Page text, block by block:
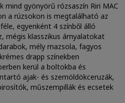
gyönyörű rózsaszín Riri MAC
a rúzsokon is megtalálható az
egyenként 4 színből álló
mégis klasszikus árnyalatokat
mély mazsola, fagyos
drapp színekben
kerül a boltokba és
ajak- és szemöldökceruzák,
műszempillák és ecsetek